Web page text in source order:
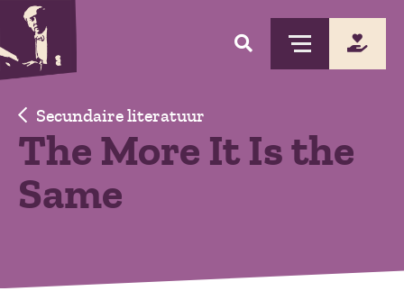
Skip
main
content
Secundaire literatuur
The More It Is the
Same